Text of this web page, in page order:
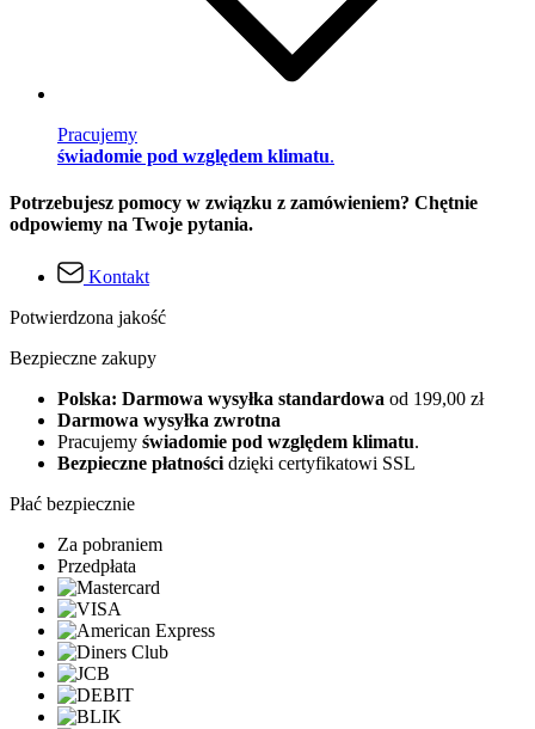
Pracujemy
świadomie pod względem klimatu.
Potrzebujesz pomocy w związku z zamówieniem? Chętnie
odpowiemy na Twoje pytania.
Kontakt
Potwierdzona jakość
Bezpieczne zakupy
Polska: Darmowa wysyłka standardowa od 199,00 zł
Darmowa wysyłka zwrotna
Pracujemy świadomie pod względem klimatu.
Bezpieczne płatności dzięki certyfikatowi SSL
Płać bezpiecznie
Za pobraniem
Przedpłata